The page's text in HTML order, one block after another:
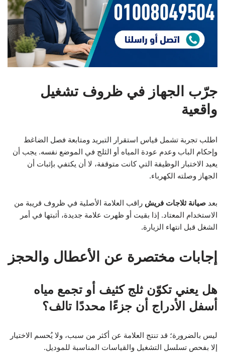
جرّب الجهاز في ظروف تشغيل
واقعية
اطلب تجربة تشمل قياس استقرار التبريد ومتابعة فصل الضاغط
وإحكام الباب وعدم عودة المياه أو الثلج في الموضع نفسه. يجب أن
يعيد الاختبار الوظيفة التي كانت متوقفة، لا أن يكتفي بإثبات أن
الجهاز وصلته الكهرباء.
بعد صيانة ثلاجات فريش راقب العلامة الأصلية في ظروف قريبة من
الاستخدام المعتاد. إذا بقيت أو ظهرت علامة جديدة، أثبتها في أمر
الشغل قبل انتهاء الزيارة.
إجابات مختصرة عن الأعطال والحجز
هل يعني تكوّن ثلج كثيف أو تجمع مياه
أسفل الأدراج أن جزءًا محددًا تالف؟
ليس بالضرورة؛ قد تنتج العلامة عن أكثر من سبب، ولا يُحسم الاختيار
إلا بفحص تسلسل التشغيل والقياسات المناسبة للموديل.